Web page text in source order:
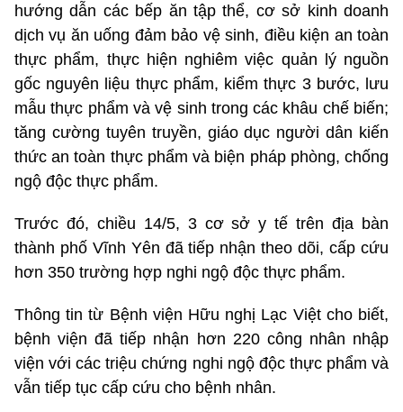
hướng dẫn các bếp ăn tập thể, cơ sở kinh doanh
dịch vụ ăn uống đảm bảo vệ sinh, điều kiện an toàn
thực phẩm, thực hiện nghiêm việc quản lý nguồn
gốc nguyên liệu thực phẩm, kiểm thực 3 bước, lưu
mẫu thực phẩm và vệ sinh trong các khâu chế biến;
tăng cường tuyên truyền, giáo dục người dân kiến
thức an toàn thực phẩm và biện pháp phòng, chống
ngộ độc thực phẩm.
Trước đó, chiều 14/5, 3 cơ sở y tế trên địa bàn
thành phố Vĩnh Yên đã tiếp nhận theo dõi, cấp cứu
hơn 350 trường hợp nghi ngộ độc thực phẩm.
Thông tin từ Bệnh viện Hữu nghị Lạc Việt cho biết,
bệnh viện đã tiếp nhận hơn 220 công nhân nhập
viện với các triệu chứng nghi ngộ độc thực phẩm và
vẫn tiếp tục cấp cứu cho bệnh nhân.